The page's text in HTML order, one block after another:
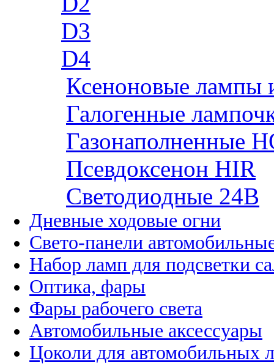
D3
D4
Ксеноновые лампы
Галогенные
Газонаполненные
Псевдоксенон HIR
Cветодиодные 24B
Дневные ходовые огни
Свето-панели
Набор ламп для подсветки
Оптика, фары
Фары рабочего света
Автомобильные аксессуары
Цоколи для автомобильных